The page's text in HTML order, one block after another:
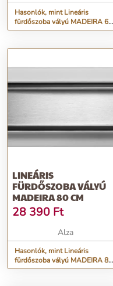
Hasonlók, mint Lineáris
fürdőszoba vályú MADEIRA 60
cm
LINEÁRIS
FÜRDŐSZOBA VÁLYÚ
MADEIRA 80 CM
28 390 Ft
Alza
Hasonlók, mint Lineáris
fürdőszoba vályú MADEIRA 80
cm